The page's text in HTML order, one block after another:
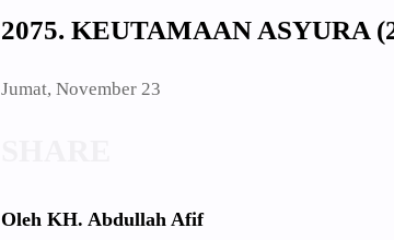
2075. KEUTAMAAN ASYURA
Jumat, November 23
Oleh KH. Abdullah Afif